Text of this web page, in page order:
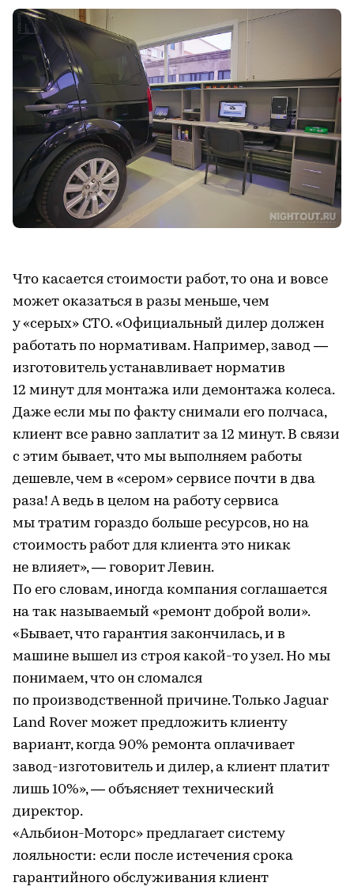
Что касается стоимости работ, то она и вовсе
может оказаться в разы меньше, чем
у «серых» СТО. «Официальный дилер должен
работать по нормативам. Например, завод —
изготовитель устанавливает норматив
12 минут для монтажа или демонтажа колеса.
Даже если мы по факту снимали его полчаса,
клиент все равно заплатит за 12 минут. В связи
с этим бывает, что мы выполняем работы
дешевле, чем в «сером» сервисе почти в два
раза! А ведь в целом на работу сервиса
мы тратим гораздо больше ресурсов, но на
стоимость работ для клиента это никак
не влияет», — говорит Левин.
По его словам, иногда компания соглашается
на так называемый «ремонт доброй воли».
«Бывает, что гарантия закончилась, и в
машине вышел из строя какой-то узел. Но мы
понимаем, что он сломался
по производственной причине. Только Jaguar
Land Rover может предложить клиенту
вариант, когда 90% ремонта оплачивает
завод-изготовитель и дилер, а клиент платит
лишь 10%», — объясняет технический
директор.
«Альбион-Моторс» предлагает систему
лояльности: если после истечения срока
гарантийного обслуживания клиент